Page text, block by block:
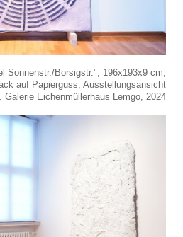
Sonnenstr./Borsigstr.", 196x193x9 cm,
auf Papierguss, Ausstellungsansicht
Galerie Eichenmüllerhaus Lemgo, 2024